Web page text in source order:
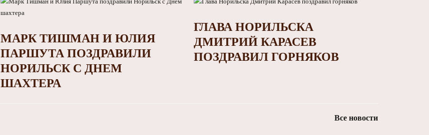
МАРК ТИШМАН И ЮЛИЯ
ПАРШУТА ПОЗДРАВИЛИ
НОРИЛЬСК С ДНЕМ
ШАХТЕРА
ГЛАВА НОРИЛЬСКА
ДМИТРИЙ КАРАСЕВ
ПОЗДРАВИЛ ГОРНЯКОВ
Все новости